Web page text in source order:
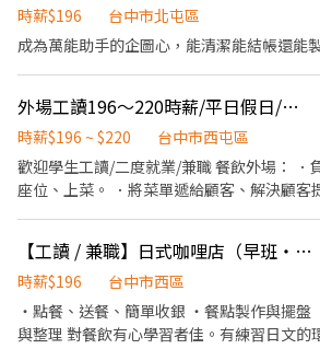
時薪$196
台中市北屯區
成為萬能助手的企圖心，能清潔能結帳還能
外場工讀196～220時薪/平日假日/二度就業/兼職/計時
時薪$196 ~ $220
台中市西屯區
歡迎學生工讀/二度就業/兼職 餐飲外場： ．負責為顧客帶位、安排
座位、上菜。 ．將菜單遞給顧客、解決顧客
手，處理烹飪前與烹飪中之準備工作與其他
洗、剝、削、切各種食材。 ．負責清理工作
準備不同餐點所需要的食材。 ．協助測量
責擺盤、打包外帶服務。
【工讀 / 兼職】日式咖哩店（早班・晚班）｜無經驗可｜日文環境｜免費供餐
時薪$196
台中市西區
・點餐、送餐、簡單收銀 ・餐點製作與擺盤
與整理 對餐飲有心學習者佳。有練習日文的